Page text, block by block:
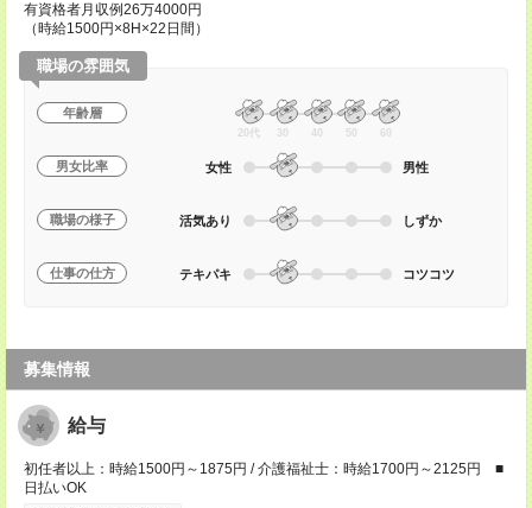
有資格者月収例26万4000円
（時給1500円×8H×22日間）
職場の雰囲気
年齢層
20代 30 40 50 60
男女比率 女性 男性
職場の様子 活気あり しずか
仕事の仕方 テキパキ コツコツ
募集情報
給与
初任者以上：時給1500円～1875円 / 介護福祉士：時給1700円～2125円 ■
日払いOK